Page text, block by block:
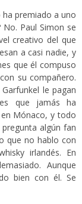
premiado a uno
Paul Simon se
creativo del que
a casi nadie, y
que él compuso
su compañero.
le pagan
que jamás ha
Mónaco, y todo
algún fan
que no hablo con
irlandés. En
Aunque
bien con él. Se